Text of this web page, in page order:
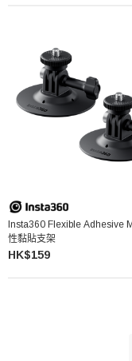
Insta360 Flexible Adhesive
性黏貼支架
HK$159